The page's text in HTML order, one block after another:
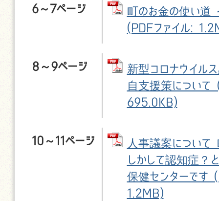
6～7ページ
町のお金の使い
(PDFファイル:
8～9ページ
新型コロナウイル
自支援策について
695.0KB)
10～11ページ
人事議案について
しかして認知症？
保健センターです
1.2MB)